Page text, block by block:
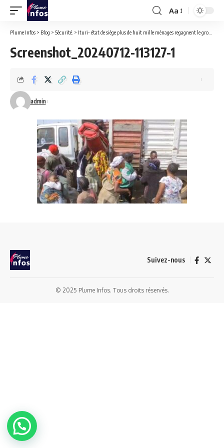
Font
Aa
Plume Infos > Blog > Sécurité. > Ituri- état de siège plus de huit mille ménages regagnent le groupement de Kabarole après les efforts de paix fournis par l’administration militaire dirigée par le gouverneur Luboya Nkashama.
Screenshot_20240712-113127-1
admin
Suivez-nous
© 2025 Plume Infos. Tous droits réservés.